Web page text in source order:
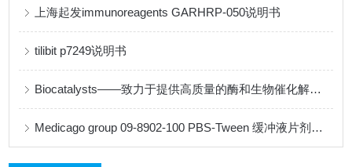
上海起发immunoreagents GARHRP-050说明书
tilibit p7249说明书
Biocatalysts——致力于提供高质量的酶和生物催化解决方案
Medicago group 09-8902-100 PBS-Tween 缓冲液片剂说明书